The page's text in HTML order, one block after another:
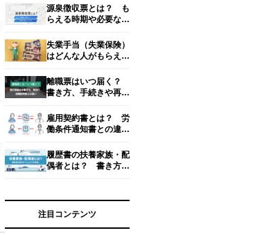
源泉徴収票とは？ も
らえる時期や必要なタ
イント4つ
失業手当（失業保険）
はどんな人がもらえ
続き方法を解説【社労
士監修】
離職票はいつ届く？
書き方、手続きや再発
雇用契約書とは？ 労
働条件通知書との違
処法
履歴書の扶養家族・配
偶者とは？ 書き方と
注目コンテンツ